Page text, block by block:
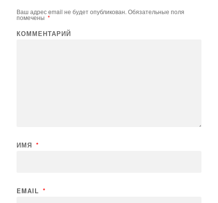
Ваш адрес email не будет опубликован. Обязательные поля
помечены *
КОММЕНТАРИЙ
ИМЯ *
EMAIL *